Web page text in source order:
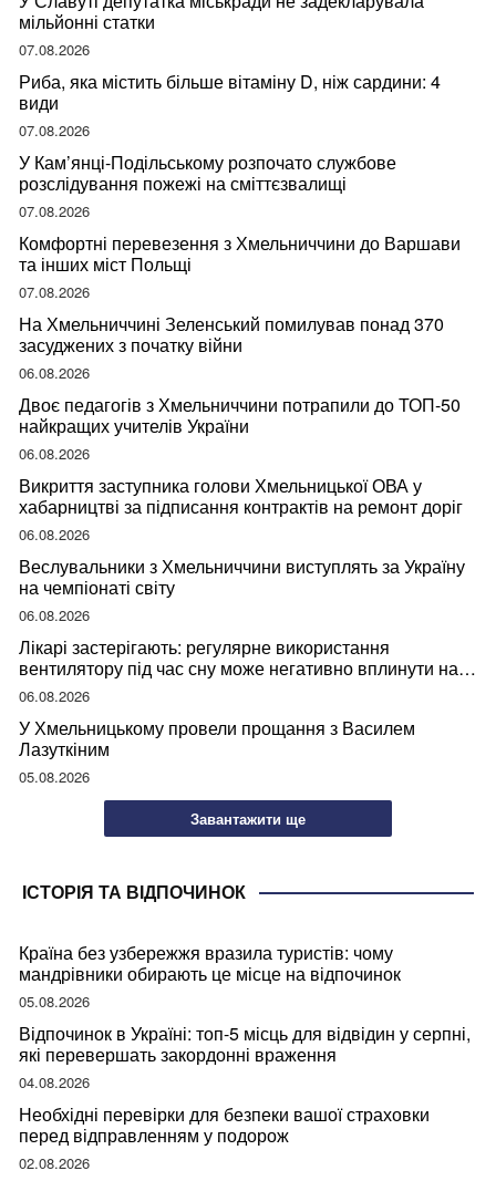
мільйонні статки
07.08.2026
Риба, яка містить більше вітаміну D, ніж сардини: 4
види
07.08.2026
У Кам’янці-Подільському розпочато службове
розслідування пожежі на сміттєзвалищі
07.08.2026
Комфортні перевезення з Хмельниччини до Варшави
та інших міст Польщі
07.08.2026
На Хмельниччині Зеленський помилував понад 370
засуджених з початку війни
06.08.2026
Двоє педагогів з Хмельниччини потрапили до ТОП-50
найкращих учителів України
06.08.2026
Викриття заступника голови Хмельницької ОВА у
хабарництві за підписання контрактів на ремонт доріг
06.08.2026
Веслувальники з Хмельниччини виступлять за Україну
на чемпіонаті світу
06.08.2026
Лікарі застерігають: регулярне використання
вентилятору під час сну може негативно вплинути на
ваше здоров’я
06.08.2026
У Хмельницькому провели прощання з Василем
Лазуткіним
05.08.2026
Завантажити ще
ІСТОРІЯ ТА ВІДПОЧИНОК
Країна без узбережжя вразила туристів: чому
мандрівники обирають це місце на відпочинок
05.08.2026
Відпочинок в Україні: топ-5 місць для відвідин у серпні,
які перевершать закордонні враження
04.08.2026
Необхідні перевірки для безпеки вашої страховки
перед відправленням у подорож
02.08.2026